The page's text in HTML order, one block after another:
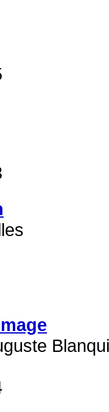
Blanqui